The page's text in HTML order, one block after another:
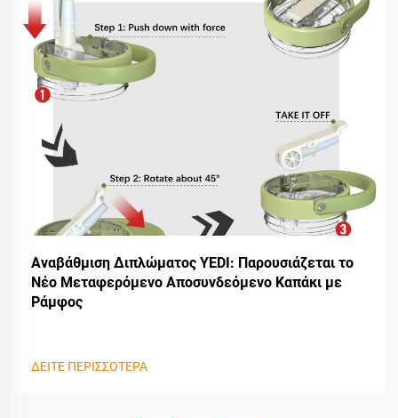
Αναβάθμιση Διπλώματος YEDI: Παρουσιάζεται το
Νέο Μεταφερόμενο Αποσυνδεόμενο Καπάκι με
Ράμφος
ΔΕΙΤΕ ΠΕΡΙΣΣΟΤΕΡΑ